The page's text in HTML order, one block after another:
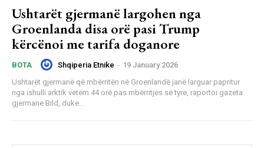
Ushtarët gjermanë largohen nga
Groenlanda disa orë pasi Trump
kërcënoi me tarifa doganore
BOTA Shqiperia Etnike - 19 January 2026
Ushtarët gjermanë që mbërritën në Groenlandë janë larguar papritur
nga ishulli arktik vetëm 44 orë pas mbërritjes së tyre, raportoi gazeta
gjermane Bild, duke...